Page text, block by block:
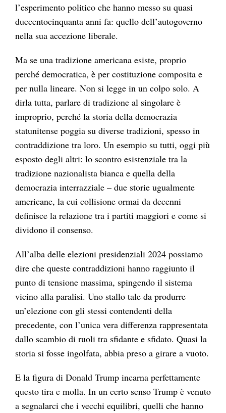
l’esperimento politico che hanno messo su quasi
duecentocinquanta anni fa: quello dell’autogoverno
nella sua accezione liberale.
Ma se una tradizione americana esiste, proprio
perché democratica, è per costituzione composita e
per nulla lineare. Non si legge in un colpo solo. A
dirla tutta, parlare di tradizione al singolare è
improprio, perché la storia della democrazia
statunitense poggia su diverse tradizioni, spesso in
contraddizione tra loro. Un esempio su tutti, oggi più
esposto degli altri: lo scontro esistenziale tra la
tradizione nazionalista bianca e quella della
democrazia interrazziale – due storie ugualmente
americane, la cui collisione ormai da decenni
definisce la relazione tra i partiti maggiori e come si
dividono il consenso.
All’alba delle elezioni presidenziali 2024 possiamo
dire che queste contraddizioni hanno raggiunto il
punto di tensione massima, spingendo il sistema
vicino alla paralisi. Uno stallo tale da produrre
un’elezione con gli stessi contendenti della
precedente, con l’unica vera differenza rappresentata
dallo scambio di ruoli tra sfidante e sfidato. Quasi la
storia si fosse ingolfata, abbia preso a girare a vuoto.
E la figura di Donald Trump incarna perfettamente
questo tira e molla. In un certo senso Trump è venuto
a segnalarci che i vecchi equilibri, quelli che hanno